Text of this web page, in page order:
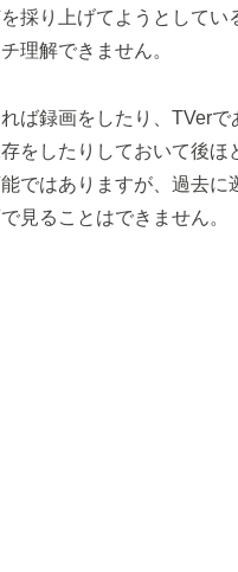
採り上げてようとしてい
理解できません。
ば録画をしたり、TVerで
をしたりしておいて後ほ
ではありますが、過去に
見ることはできません。